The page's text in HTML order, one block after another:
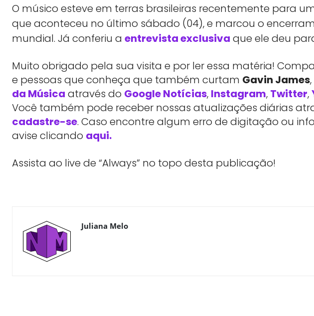
O músico esteve em terras brasileiras recentemente para
que aconteceu no último sábado (04), e marcou o
mundial. Já conferiu a entrevista exclusiva que ele deu
Muito obrigado pela sua visita e por ler essa matéria!
e pessoas que conheça que também curtam Gavin James
da Música através do Google Notícias, Instagram, Twitter,
Você também pode receber nossas atualizações diárias
cadastre-se. Caso encontre algum erro de digitação ou
avise clicando aqui.
Assista ao live de “Always” no topo desta publicação!
Juliana Melo